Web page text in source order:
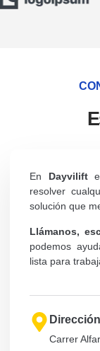
En Dayvilift
resolver
solución que
Llámanos,
podemos
lista para
Carrer